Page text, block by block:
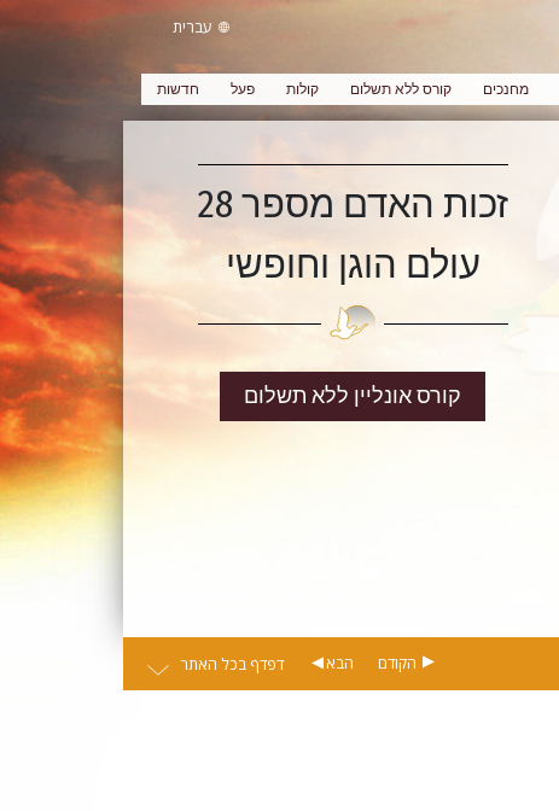
עברית
מחנכים קורס ללא תשלום קולות פעל חדשות
זכות האדם מספר 28
עולם הוגן וחופשי
קורס אונליין ללא תשלום
הבא הקודם דפדף בכל האתר